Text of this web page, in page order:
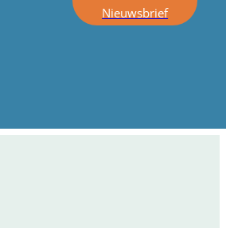
Nieuwsbrief